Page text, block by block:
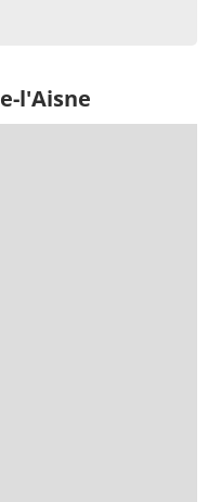
l'Aisne